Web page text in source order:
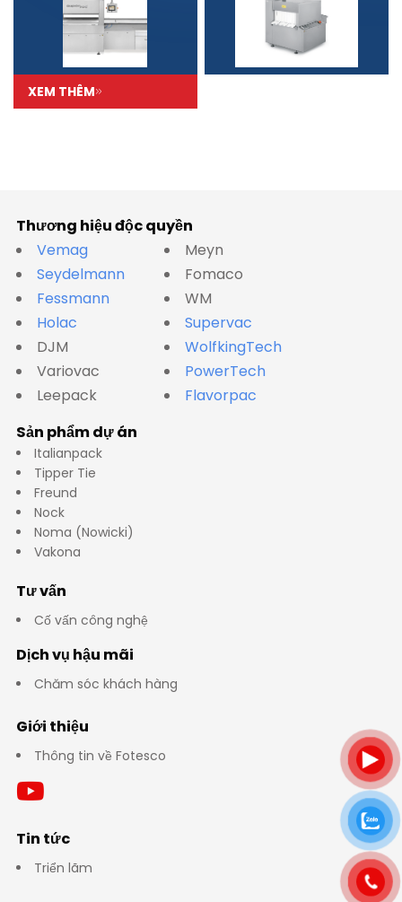
XEM THÊM
Thương hiệu độc quyền
Vemag
Seydelmann
Fessmann
Holac
DJM
Variovac
Leepack
Meyn
Fomaco
WM
Supervac
WolfkingTech
PowerTech
Flavorpac
Sản phẩm dự án
Italianpack
Tipper Tie
Freund
Nock
Noma (Nowicki)
Vakona
Tư vấn
Cố vấn công nghệ
Dịch vụ hậu mãi
Chăm sóc khách hàng
Giới thiệu
Thông tin về Fotesco
Tin tức
Triển lãm